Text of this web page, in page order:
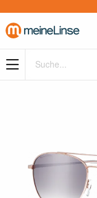
Zum Hauptinhalt